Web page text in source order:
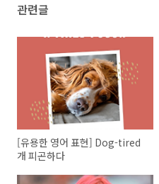
관련글
[유용한 영어 표현] Dog-tired
개 피곤하다